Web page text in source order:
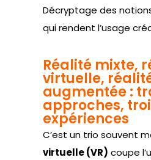
Décryptage des
qui rendent l’usage
Réalité mixte,
virtuelle,
augmentée :
approches,
expériences
C’est un trio souvent
virtuelle (VR) coupe